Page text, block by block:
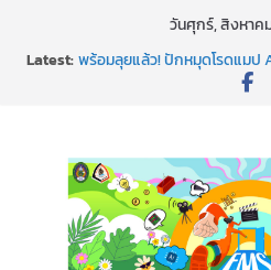
วันศุกร์, สิงหาค
Latest:
นอกจากเทคโนโลยีจะล้ำ หัวใ
พร้อมลุยแล้ว! ปักหมุดโรดแมป
พาธุรกิจท้องถิ่นสู่ตลาดโลก ด้วย